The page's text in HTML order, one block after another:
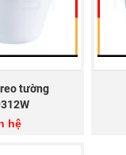
tường
hệ